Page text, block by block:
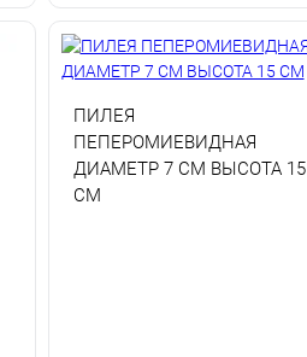
ПИЛЕЯ
ПЕПЕРОМИЕВИДНАЯ
ДИАМЕТР 7 СМ ВЫСОТА 15
СМ